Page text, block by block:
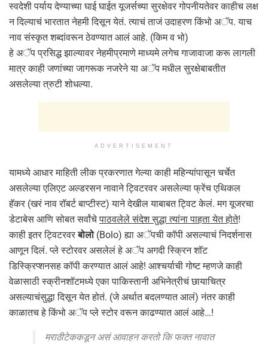
स्वदेशी पर्याय देण्याच्या घाई घाईत यूजर्सच्या सुरक्षेवर गोपनीयतेवर काहीच लक्ष
न दिल्याचं भारतात नेहमी दिसून येतं. त्याचं ताजं उदाहरण किंभो अॅप. याच
नाव संस्कृत शब्दांवरून ठेवण्यात आलं आहे. (किम व भो)
हे अॅप प्रसिद्ध झाल्यावर नेहमीप्रमाणे माध्यमे लगेच गाजावाजा करू लागली
मात्र काही जणांच्या जागरूक नजरेने या अॅप मधील सुरक्षेबाबतीत
असलेल्या त्रुटी शोधल्या.
ADVERTISEMENT
यामध्ये आधार माहिती लीक प्रकरणात गेल्या काही महिन्यांपासून चर्चेत
असलेल्या एलिएट अल्डरसन नावाने ट्विटरवर असलेल्या फ्रेंच एथिकल
हॅकर (खरं नाव रॉबर्ट बाप्टीस्ट) याने देखील याबाबत ट्विट केलं. मग यूजरचा
डेटाबेस आणि सोबत सर्वांचेपाठवलेले संदेश सुद्धा त्यांना पाहता येत होते!
काही इतर ट्विटरवरबोलो(Bolo) ह्या अॅपची कॉपी असल्याचं निदर्शनास
आणून दिलं. प्ले स्टोरवर असलेलं हे अॅप अगदी स्क्रिन शॉट
डिस्क्रिप्शनसह कॉपी करण्यात आलं आहे! आश्चर्याची गोष्ट म्हणजे काही
वेळासाठी स्क्रीनशॉटमध्ये एका पाकिस्तानी अभिनेत्रीचं छायाचित्र
असल्याचंसुद्धा दिसून येत होतं. (जे अर्थात बदलण्यात आलं) नंतर काही
काळातच हे किंभो अॅप प्ले स्टोर वरून काढण्यात आलं आहे…!
मराठीटेककडून असं आवाहन करतो कि फक्त नावात